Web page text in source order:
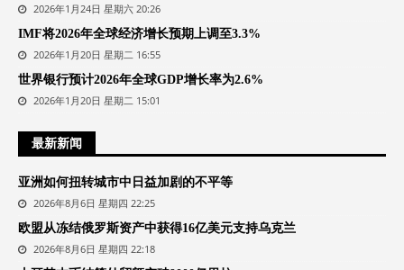
2026年1月24日 星期六 20:26
IMF将2026年全球经济增长预期上调至3.3%
2026年1月20日 星期二 16:55
世界银行预计2026年全球GDP增长率为2.6%
2026年1月20日 星期二 15:01
最新新闻
亚洲如何扭转城市中日益加剧的不平等
2026年8月6日 星期四 22:25
欧盟从冻结俄罗斯资产中获得16亿美元支持乌克兰
2026年8月6日 星期四 22:18